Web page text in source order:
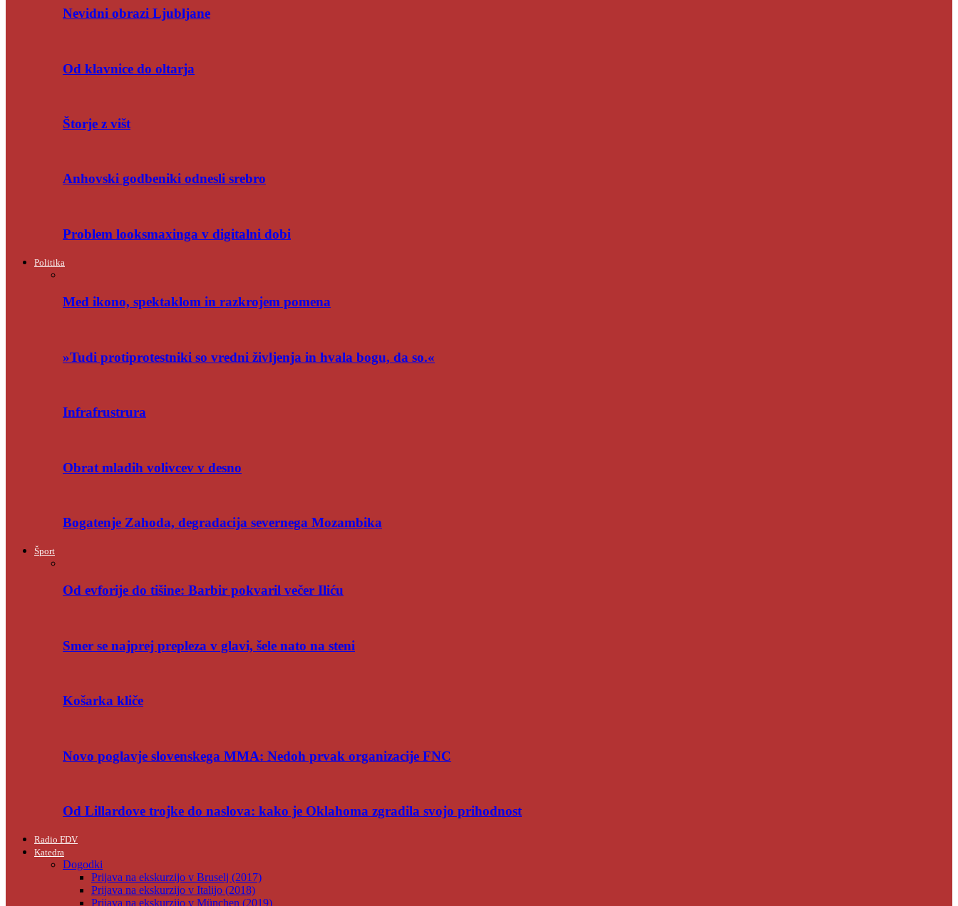
Nevidni obrazi Ljubljane
Od klavnice do oltarja
Štorje z višt
Anhovski godbeniki odnesli srebro
Problem looksmaxinga v digitalni dobi
Politika
Med ikono, spektaklom in razkrojem pomena
»Tudi protiprotestniki so vredni življenja in hvala bogu, da so.«
Infrafrustrura
Obrat mladih volivcev v desno
Bogatenje Zahoda, degradacija severnega Mozambika
Šport
Od evforije do tišine: Barbir pokvaril večer Iliću
Smer se najprej prepleza v glavi, šele nato na steni
Košarka kliče
Novo poglavje slovenskega MMA: Nedoh prvak organizacije FNC
Od Lillardove trojke do naslova: kako je Oklahoma zgradila svojo prihodnost
Radio FDV
Katedra
Dogodki
Prijava na ekskurzijo v Bruselj (2017)
Prijava na ekskurzijo v Italijo (2018)
Prijava na ekskurzijo v München (2019)